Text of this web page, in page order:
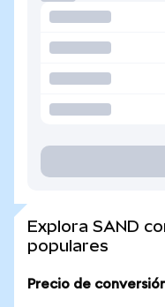
Explora SAND
populares
Precio de